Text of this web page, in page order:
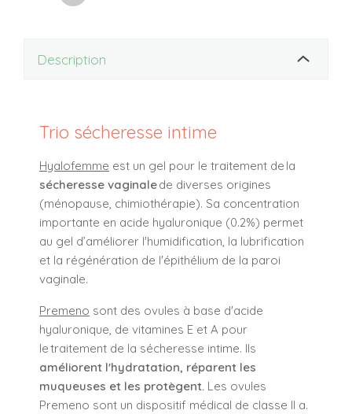
Description
Trio sécheresse intime
Hyalofemme est un gel pour le traitement de la
sécheresse vaginalede diverses origines
(ménopause, chimiothérapie). Sa concentration
importante en acide hyaluronique (0.2%) permet
au gel d’améliorer l'humidification, la lubrification
et la régénération de l'épithélium de la paroi
vaginale.
Premeno sont des ovules à base d'acide
hyaluronique, de vitamines E et A pour
le traitement de la sécheresse intime. Ils
améliorent l'hydratation, réparent les
muqueuses et les protègent. Les ovules
Premeno sont un dispositif médical de classe II a.